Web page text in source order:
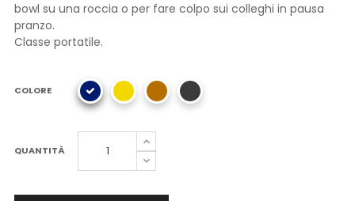
bowl su una roccia o per fare colpo sui colleghi in pausa
pranzo.
Classe portatile.
COLORE
QUANTITÀ